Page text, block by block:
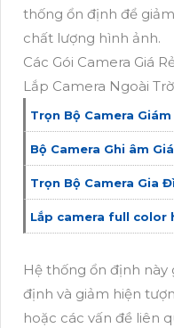
thống ổn định để
chất lượng hình ảnh.
Các Gói Camera Giá
Lắp Camera Ngoài
Trọn Bộ Camera
Bộ Camera Ghi âm
Trọn Bộ Camera Gia
Lắp camera full color
Hệ thống ổn định
định và giảm hiện
hoặc các vấn đề liên